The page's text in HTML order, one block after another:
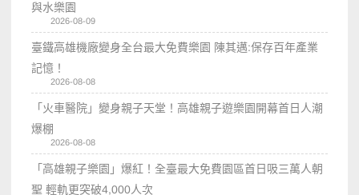
與水樂園
2026-08-09
臺鐵高雄機廠變身全台最大免費樂園 陳其邁:保存百年產業
記憶！
2026-08-08
「火車醫院」變身親子天堂！高雄親子遊樂園開幕首日人潮
爆棚
2026-08-08
「高雄親子樂園」爆紅！全臺最大免費園區首日吸三萬人朝
聖 輕軌更突破4,000人次